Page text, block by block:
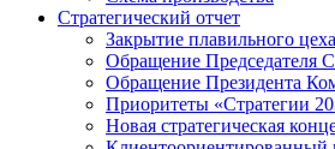
Стратегический отчет
Закрытие плавильного цеха
Обращение Председателя
Обращение Президента
Приоритеты «Стратегии
Новая стратегическая